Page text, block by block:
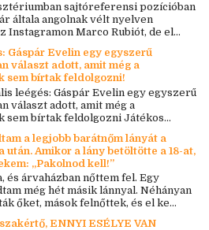
sajtóreferensi pozícióban
általa angolnak vélt nyelven
Instagramon Marco Rubiót, de el...
Gáspár Evelin egy egyszerű
választ adott, amit még a
sem bírtak feldolgozni!
leégés: Gáspár Evelin egy egyszerű
választ adott, amit még a
sem bírtak feldolgozni Játékos...
a legjobb barátnőm lányát a
után. Amikor a lány betöltötte a 18-at,
„Pakolnod kell!”
és árvaházban nőttem fel. Egy
még hét másik lánnyal. Néhányan
őket, mások felnőttek, és el ke...
ENNYI ESÉLYE VAN